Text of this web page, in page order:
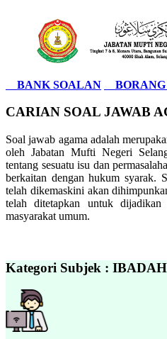
BANK SOALAN
CARIAN SOAL JAWAB
Soal jawab agama adalah
oleh Jabatan Mufti Negeri
tentang sesuatu isu dan
berkaitan dengan hukum syarak.
telah dikemaskini akan
telah ditetapkan untuk
masyarakat umum.
Kategori Subjek : IBADAH